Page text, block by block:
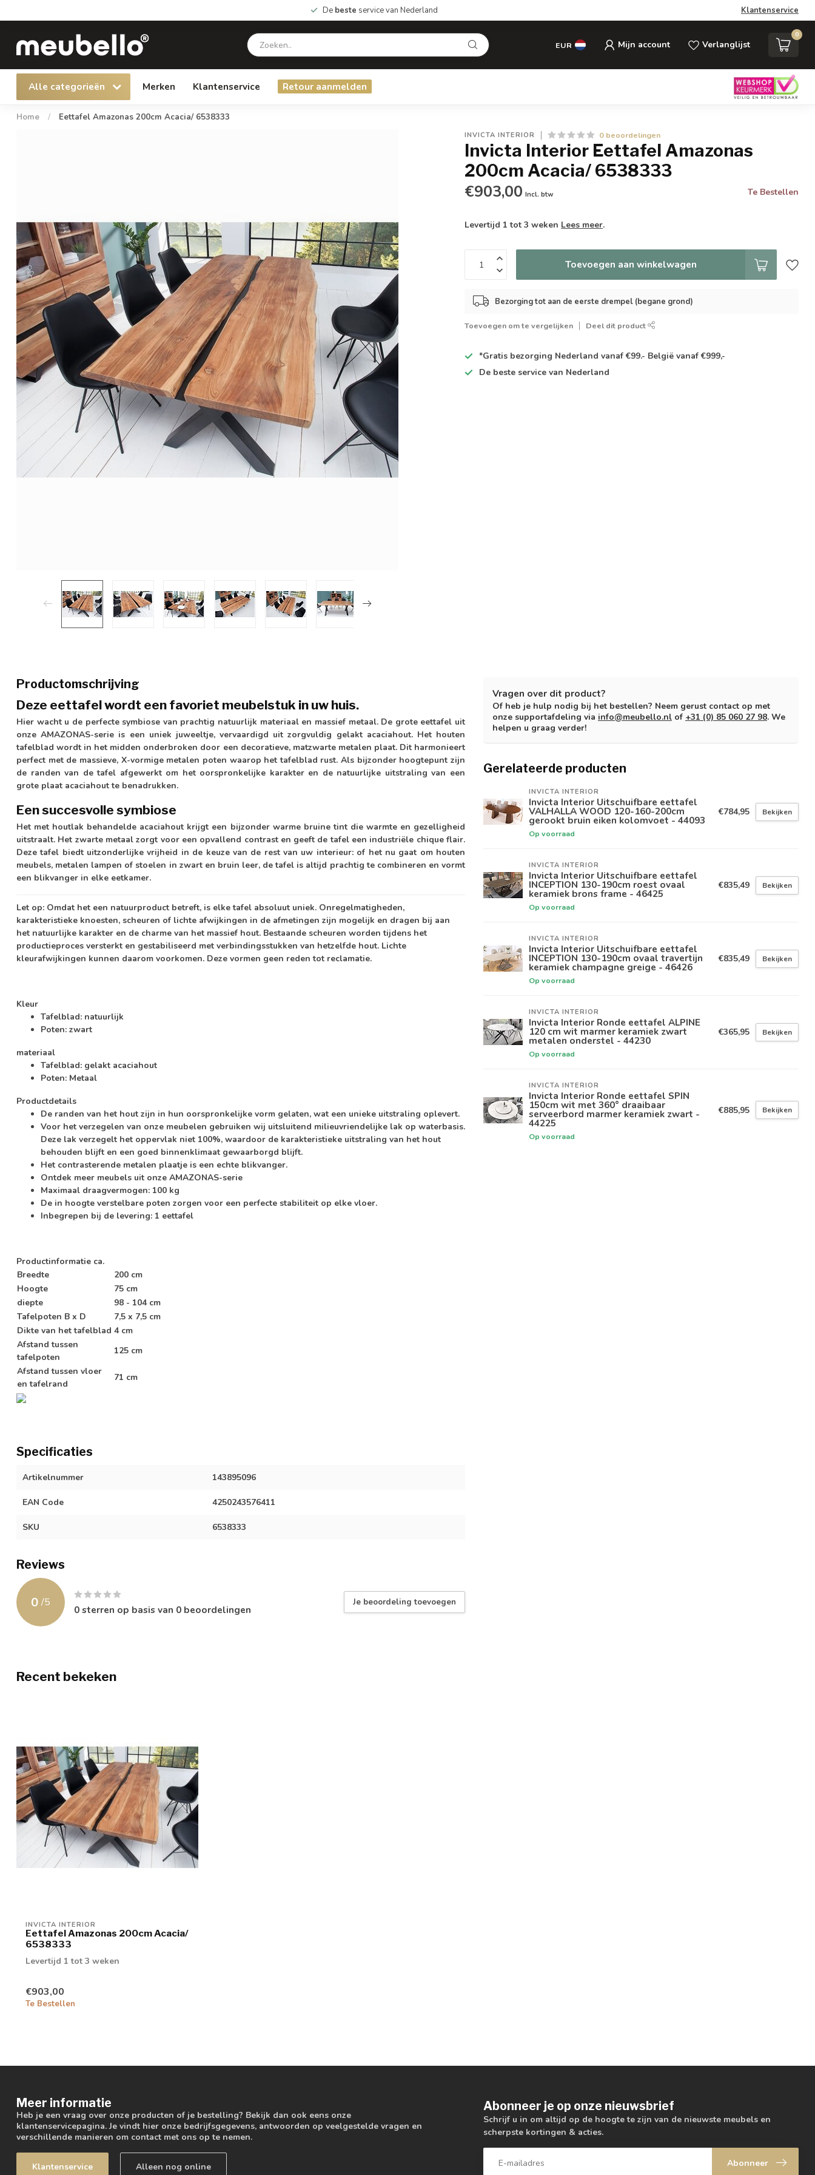
De beste service van Nederland Klantenservice
EUR Mijn account Verlanglijst
0
Alle categorieën Merken Klantenservice Retour aanmelden
Home / Eettafel Amazonas 200cm Acacia/ 6538333
INVICTA INTERIOR 0 beoordelingen
Invicta Interior Eettafel Amazonas
200cm Acacia/ 6538333
€903,00 Incl. btw Te Bestellen
Levertijd 1 tot 3 weken Lees meer.
Toevoegen aan winkelwagen
Bezorging tot aan de eerste drempel (begane grond)
Toevoegen om te vergelijken Deel dit product
*Gratis bezorging Nederland vanaf €99.- België vanaf €999,-
De beste service van Nederland
Productomschrijving
Deze eettafel wordt een favoriet meubelstuk in uw huis.
Hier wacht u de perfecte symbiose van prachtig natuurlijk materiaal en massief metaal. De grote eettafel uit
onze AMAZONAS-serie is een uniek juweeltje, vervaardigd uit zorgvuldig gelakt acaciahout. Het houten
tafelblad wordt in het midden onderbroken door een decoratieve, matzwarte metalen plaat. Dit harmonieert
perfect met de massieve, X-vormige metalen poten waarop het tafelblad rust. Als bijzonder hoogtepunt zijn
de randen van de tafel afgewerkt om het oorspronkelijke karakter en de natuurlijke uitstraling van een
grote plaat acaciahout te benadrukken.
Een succesvolle symbiose
Het met houtlak behandelde acaciahout krijgt een bijzonder warme bruine tint die warmte en gezelligheid
uitstraalt. Het zwarte metaal zorgt voor een opvallend contrast en geeft de tafel een industriële chique flair.
Deze tafel biedt uitzonderlijke vrijheid in de keuze van de rest van uw interieur: of het nu gaat om houten
meubels, metalen lampen of stoelen in zwart en bruin leer, de tafel is altijd prachtig te combineren en vormt
een blikvanger in elke eetkamer.
Let op: Omdat het een natuurproduct betreft, is elke tafel absoluut uniek. Onregelmatigheden,
karakteristieke knoesten, scheuren of lichte afwijkingen in de afmetingen zijn mogelijk en dragen bij aan
het natuurlijke karakter en de charme van het massief hout. Bestaande scheuren worden tijdens het
productieproces versterkt en gestabiliseerd met verbindingsstukken van hetzelfde hout. Lichte
kleurafwijkingen kunnen daarom voorkomen. Deze vormen geen reden tot reclamatie.
Kleur
Tafelblad: natuurlijk
Poten: zwart
materiaal
Tafelblad: gelakt acaciahout
Poten: Metaal
Productdetails
De randen van het hout zijn in hun oorspronkelijke vorm gelaten, wat een unieke uitstraling oplevert.
Voor het verzegelen van onze meubelen gebruiken wij uitsluitend milieuvriendelijke lak op waterbasis.
Deze lak verzegelt het oppervlak niet 100%, waardoor de karakteristieke uitstraling van het hout
behouden blijft en een goed binnenklimaat gewaarborgd blijft.
Het contrasterende metalen plaatje is een echte blikvanger.
Ontdek meer meubels uit onze AMAZONAS-serie
Maximaal draagvermogen: 100 kg
De in hoogte verstelbare poten zorgen voor een perfecte stabiliteit op elke vloer.
Inbegrepen bij de levering: 1 eettafel
Productinformatie ca.
Breedte
200 cm
Hoogte
75 cm
diepte
98 - 104 cm
Tafelpoten B x D
7,5 x 7,5 cm
Dikte van het tafelblad 4 cm
Afstand tussen
tafelpoten
125 cm
Afstand tussen vloer
en tafelrand
71 cm
Specificaties
Artikelnummer 143895096
EAN Code 4250243576411
SKU 6538333
Reviews
0 /5
0sterren op basis van 0 beoordelingen
Je beoordeling toevoegen
Vragen over dit product?
Of heb je hulp nodig bij het bestellen? Neem gerust contact op met
onze supportafdeling via info@meubello.nl of +31 (0) 85 060 27 98. We
helpen u graag verder!
Gerelateerde producten
INVICTA INTERIOR
Invicta Interior Uitschuifbare eettafel
VALHALLA WOOD 120-160-200cm
gerookt bruin eiken kolomvoet - 44093
Op voorraad
€784,95 Bekijken
INVICTA INTERIOR
Invicta Interior Uitschuifbare eettafel
INCEPTION 130-190cm roest ovaal
keramiek brons frame - 46425
Op voorraad
€835,49 Bekijken
INVICTA INTERIOR
Invicta Interior Uitschuifbare eettafel
INCEPTION 130-190cm ovaal travertijn
keramiek champagne greige - 46426
Op voorraad
€835,49 Bekijken
INVICTA INTERIOR
Invicta Interior Ronde eettafel ALPINE
120 cm wit marmer keramiek zwart
metalen onderstel - 44230
Op voorraad
€365,95 Bekijken
INVICTA INTERIOR
Invicta Interior Ronde eettafel SPIN
150cm wit met 360° draaibaar
serveerbord marmer keramiek zwart -
44225
Op voorraad
€885,95 Bekijken
Recent bekeken
INVICTA INTERIOR
Eettafel Amazonas 200cm Acacia/
6538333
Levertijd 1 tot 3 weken
€903,00
Te Bestellen
Meer informatie
Heb je een vraag over onze producten of je bestelling? Bekijk dan ook eens onze
klantenservicepagina. Je vindt hier onze bedrijfsgegevens, antwoorden op veelgestelde vragen en
verschillende manieren om contact met ons op te nemen.
Klantenservice Alleen nog online
Abonneer je op onze nieuwsbrief
Schrijf u in om altijd op de hoogte te zijn van de nieuwste meubels en
scherpste kortingen & acties.
Abonneer